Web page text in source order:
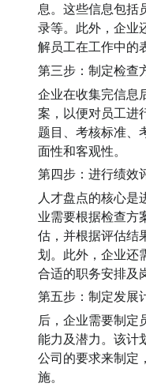
息。这些信息包括
录等。此外，企业
解员工在工作中的
第三步：制定检查
企业在收集完信息
案，以便对员工进
题目、考核标准、
面性和客观性。
第四步：进行绩效
人才盘点的核心是
业需要根据检查方
估，并根据评估结
划。此外，企业还
合适的职务安排及
第五步：制定发展
后，企业需要制定
能力及潜力。该计
公司的要求来制定
施。